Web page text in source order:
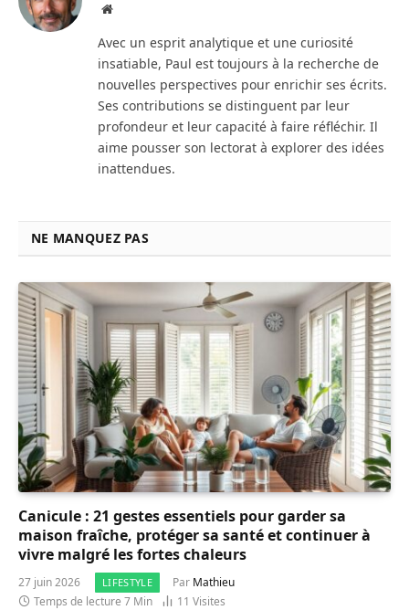
Site
Avec un esprit analytique et une curiosité
insatiable, Paul est toujours à la recherche de
nouvelles perspectives pour enrichir ses écrits.
Ses contributions se distinguent par leur
profondeur et leur capacité à faire réfléchir. Il
aime pousser son lectorat à explorer des idées
inattendues.
NE MANQUEZ PAS
Canicule : 21 gestes essentiels pour garder sa
maison fraîche, protéger sa santé et continuer à
vivre malgré les fortes chaleurs
27 juin 2026 LIFESTYLE Par Mathieu
Temps de lecture 7 Min
11 Visites